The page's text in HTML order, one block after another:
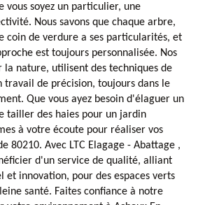
vous soyez un particulier, une
Nous savons que chaque arbre,
coin de verdure a ses particularités, et
est toujours personnalisée. Nos
la nature, utilisent des techniques de
de précision, toujours dans le
Que vous ayez besoin d'élaguer un
tailler des haies pour un jardin
à votre écoute pour réaliser vos
80210. Avec LTC Elagage - Abattage ,
d'un service de qualité, alliant
innovation, pour des espaces verts
santé. Faites confiance à notre